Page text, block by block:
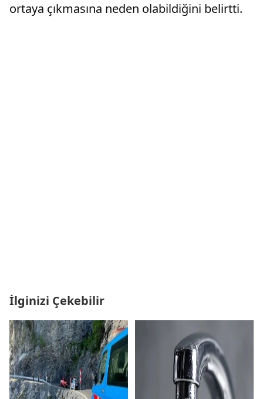
ortaya çıkmasına neden olabildiğini belirtti.
İlginizi Çekebilir